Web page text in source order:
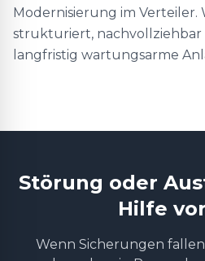
Modernisierung im Verteiler.
strukturiert, nachvollziehbar
langfristig wartungsarme
Störung oder
Hilfe
Wenn Sicherungen